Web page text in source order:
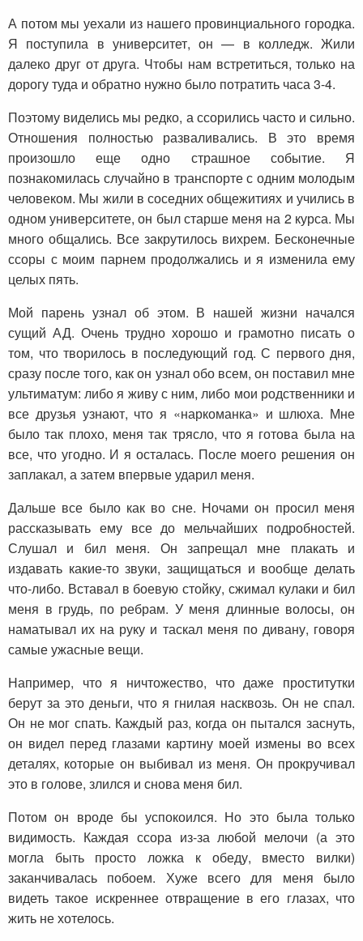
А потом мы уехали из нашего провинциального городка.
Я поступила в университет, он — в колледж. Жили
далеко друг от друга. Чтобы нам встретиться, только на
дорогу туда и обратно нужно было потратить часа 3-4.
Поэтому виделись мы редко, а ссорились часто и сильно.
Отношения полностью разваливались. В это время
произошло еще одно страшное событие. Я
познакомилась случайно в транспорте с одним молодым
человеком. Мы жили в соседних общежитиях и учились в
одном университете, он был старше меня на 2 курса. Мы
много общались. Все закрутилось вихрем. Бесконечные
ссоры с моим парнем продолжались и я изменила ему
целых пять.
Мой парень узнал об этом. В нашей жизни начался
сущий АД. Очень трудно хорошо и грамотно писать о
том, что творилось в последующий год. С первого дня,
сразу после того, как он узнал обо всем, он поставил мне
ультиматум: либо я живу с ним, либо мои родственники и
все друзья узнают, что я «наркоманка» и шлюха. Мне
было так плохо, меня так трясло, что я готова была на
все, что угодно. И я осталась. После моего решения он
заплакал, а затем впервые ударил меня.
Дальше все было как во сне. Ночами он просил меня
рассказывать ему все до мельчайших подробностей.
Слушал и бил меня. Он запрещал мне плакать и
издавать какие-то звуки, защищаться и вообще делать
что-либо. Вставал в боевую стойку, сжимал кулаки и бил
меня в грудь, по ребрам. У меня длинные волосы, он
наматывал их на руку и таскал меня по дивану, говоря
самые ужасные вещи.
Например, что я ничтожество, что даже проститутки
берут за это деньги, что я гнилая насквозь. Он не спал.
Он не мог спать. Каждый раз, когда он пытался заснуть,
он видел перед глазами картину моей измены во всех
деталях, которые он выбивал из меня. Он прокручивал
это в голове, злился и снова меня бил.
Потом он вроде бы успокоился. Но это была только
видимость. Каждая ссора из-за любой мелочи (а это
могла быть просто ложка к обеду, вместо вилки)
заканчивалась побоем. Хуже всего для меня было
видеть такое искреннее отвращение в его глазах, что
жить не хотелось.